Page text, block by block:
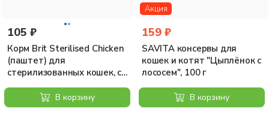
70,7 ккал/100 г.
Питательные добавки на 1 кг:
витамин D3 250 МЕ,
витамин Е 100 мг, цинк 10 мг, марганец 2 мг, йод 0,7 мг,
медь 0,2 мг, таурин 450 мг, биотин 0,1 мг.
Условия хранения: хранить при температуре от 0 до
После вскрытия рекомендуется хранить в холодильнике и
употребить корм в течение 48 часов.
105 ₽
Корм Brit Sterilised Chicken
(паштет) для
стерилизованных кошек, с
курицей, 100 г
В корзину
Акция
159 ₽
SAVITA консервы для
кошек и котят "Цыплёнок с
лососем", 100 г
В корзину